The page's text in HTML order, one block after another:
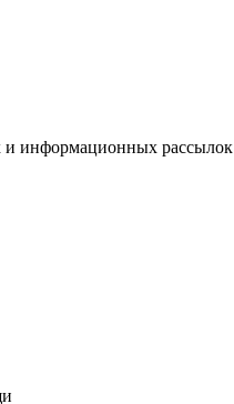
и информационных рассылок